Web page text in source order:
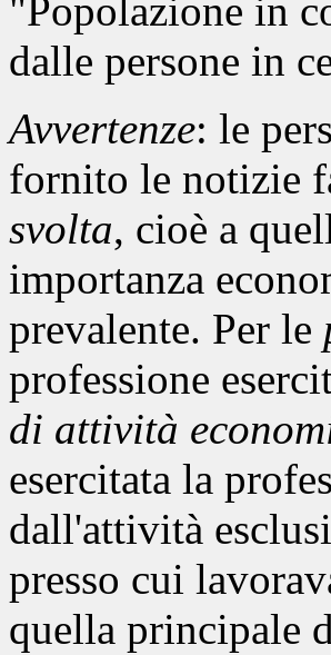
"Popolazione in
dalle persone in
Avvertenze: le
fornito le notizie
svolta, cioè a
importanza
prevalente. Per le
professione
di attività
esercitata la
dall'attività
presso cui
quella principale